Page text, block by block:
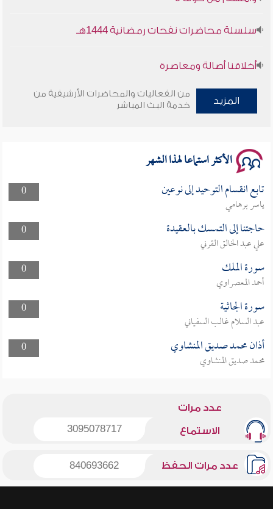
سلسلة محاضرات نفحات رمضانية 1444هـ
أخلاقنا أصالة ومعاصرة
وأمنهم من خوف 9
المزيد
من الفعاليات والمحاضرات الأرشيفية من
خدمة البث المباشر
الأكثر استماعا لهذا الشهر
0 تابع انقسام التوحيد إلى نوعين
ياسر برهامي
0
حاجتنا إلى التمسك بالعقيدة
علي عبد الخالق القرني
0
سورة الملك
أحمد المعصراوي
0
سورة الجاثية
عبد السلام غالب السفياني
0
أذان محمد صديق المنشاوي
محمد صديق المنشاوي
عدد مرات
الاستماع 3095078717
عدد مرات الحفظ 840693662